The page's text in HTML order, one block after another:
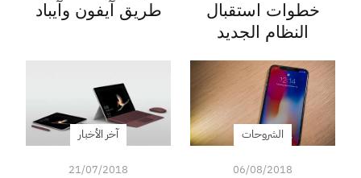
خطوات استقبال
النظام الجديد
طريق آيفون وآيباد
الشروحات
06/08/2018
آخر الأخبار
21/07/2018